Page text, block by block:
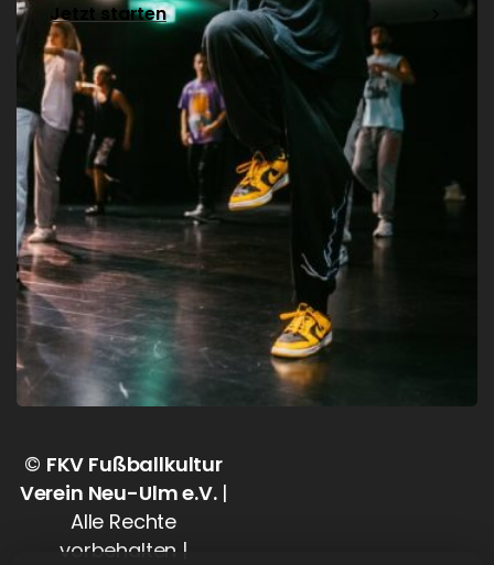
Jetzt starten
© FKV Fußballkultur
Verein Neu-Ulm e.V.|
Alle Rechte
vorbehalten |